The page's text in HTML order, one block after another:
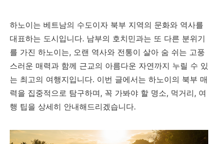
하노이는 베트남의 수도이자 북부 지역의 문화와 역사를
대표하는 도시입니다. 남부의 호치민과는 또 다른 분위기
를 가진 하노이는, 오랜 역사와 전통이 살아 숨 쉬는 고풍
스러운 매력과 함께 근교의 아름다운 자연까지 누릴 수 있
는 최고의 여행지입니다. 이번 글에서는 하노이의 북부 매
력을 집중적으로 탐구하며, 꼭 가봐야 할 명소, 먹거리, 여
행 팁을 상세히 안내해드리겠습니다.